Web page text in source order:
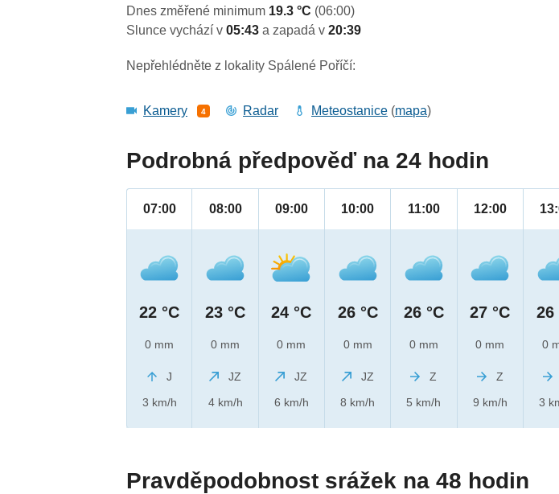
Dnes změřené minimum 19.3 °C (06:00)
Slunce vychází v05:43a zapadá v20:39
Nepřehlédněte z lokality Spálené Poříčí:
Kamery 4 Radar Meteostanice (mapa)
Podrobná předpověď na 24 hodin
07:00
22 °C
0 mm
J
3 km/h
08:00
23 °C
0 mm
JZ
4 km/h
09:00
24 °C
0 mm
JZ
6 km/h
10:00
26 °C
0 mm
JZ
8 km/h
11:00
26 °C
0 mm
Z
5 km/h
12:00
27 °C
0 mm
Z
9 km/h
26
0
3
Pravděpodobnost srážek na 48 hodin